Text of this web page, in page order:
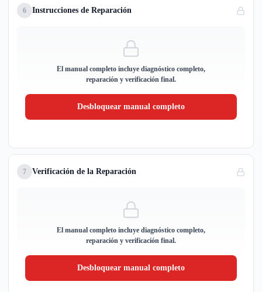
6 Instrucciones de Reparación
El manual completo incluye diagnóstico completo,
reparación y verificación final.
Desbloquear manual completo
7 Verificación de la Reparación
El manual completo incluye diagnóstico completo,
reparación y verificación final.
Desbloquear manual completo